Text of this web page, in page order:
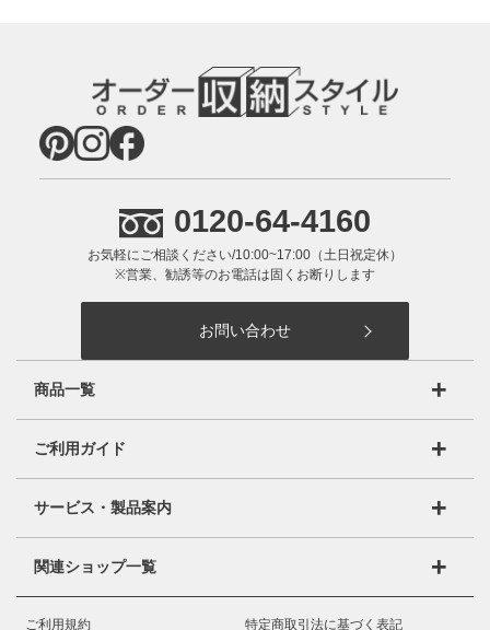
0120-64-4160
お気軽にご相談ください/10:00~17:00（土日祝定休）
※営業、勧誘等のお電話は固くお断りします
お問い合わせ
商品一覧
オーダーマルチラック（ARO/NCO）
オーダーワイドラック(OWR）
オーダー収納コンソールテーブル（OC）
ご利用ガイド
ご利用ガイドTOP
ご注文方法
送料・配送・納期について
サービス・製品案内
製品のこだわり
品質保証
関連ショップ一覧
オーダー収納スタイル楽天店
ご利用規約 特定商取引法に基づく表記